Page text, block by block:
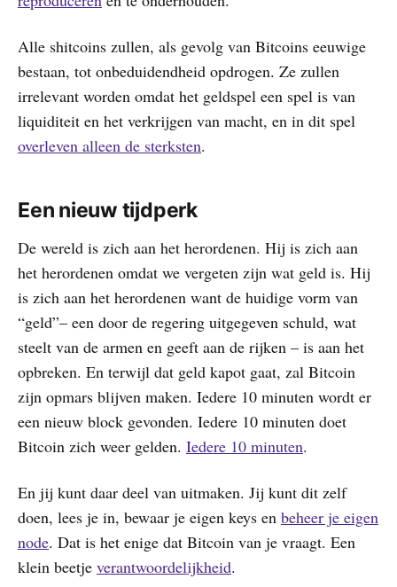
Alle shitcoins zullen, als gevolg van Bitcoins eeuwige
bestaan, tot onbeduidendheid opdrogen. Ze zullen
irrelevant worden omdat het geldspel een spel is van
liquiditeit en het verkrijgen van macht, en in dit spel
overleven alleen de sterksten.
Een nieuw tijdperk
De wereld is zich aan het herordenen. Hij is zich aan
het herordenen omdat we vergeten zijn wat geld is. Hij
is zich aan het herordenen want de huidige vorm van
“geld”– een door de regering uitgegeven schuld, wat
steelt van de armen en geeft aan de rijken – is aan het
opbreken. En terwijl dat geld kapot gaat, zal Bitcoin
zijn opmars blijven maken. Iedere 10 minuten wordt er
een nieuw block gevonden. Iedere 10 minuten doet
Bitcoin zich weer gelden. Iedere 10 minuten.
En jij kunt daar deel van uitmaken. Jij kunt dit zelf
doen, lees je in, bewaar je eigen keys en beheer je eigen
node. Dat is het enige dat Bitcoin van je vraagt. Een
klein beetje verantwoordelijkheid.